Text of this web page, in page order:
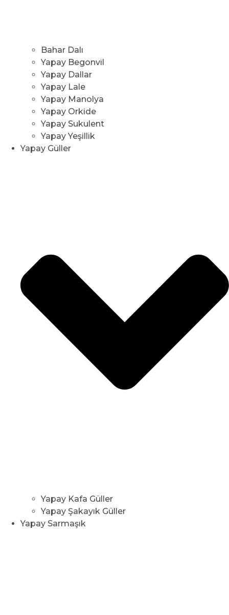
Bahar Dalı
Yapay Begonvil
Yapay Dallar
Yapay Lale
Yapay Manolya
Yapay Orkide
Yapay Sukulent
Yapay Yeşillik
Yapay Güller
Yapay Kafa Güller
Yapay Şakayık Güller
Yapay Sarmaşık